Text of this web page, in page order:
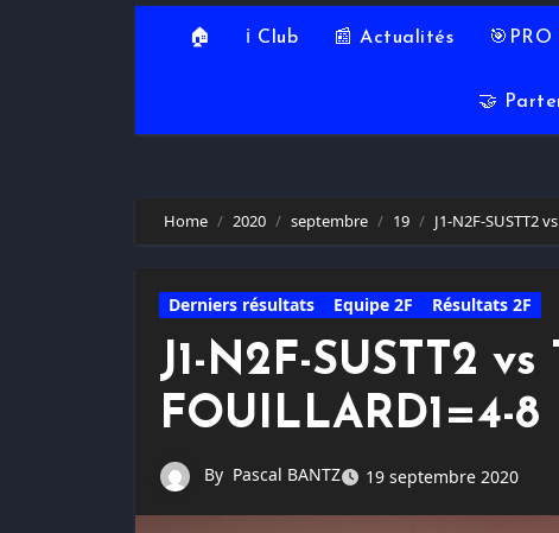
🏠 ℹ️ Club 📰 Actualités 🎯PRO
🤝
Home 2020 septembre 19 J1-N2F-SUSTT2
Derniers résultats Equipe 2F Résultats 2F
J1-N2F-SUSTT2
FOUILLARD1=4-8
By Pascal BANTZ 19 septembre 2020